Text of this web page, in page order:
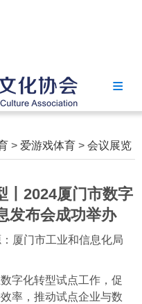
育
> 爱游戏体育 > 会议展览
丨2024厦门市数字
发布会成功举办
厦门市工业和信息化局
化转型试点工作，促
率，推动试点企业与数